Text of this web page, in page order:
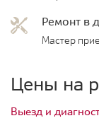
Ремонт в
Мастер
Цены на
Выезд и